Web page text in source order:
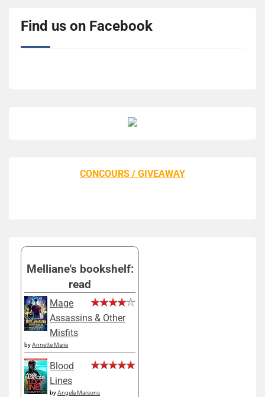
Find us on Facebook
CONCOURS / GIVEAWAY
Melliane's bookshelf:
read
Mage
Assassins & Other
Misfits
byAnnette Marie
Blood
Lines
byAngela Marsons